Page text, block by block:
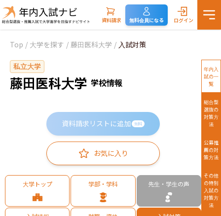
資料請求 無料会員になる ログイン
Top / 大学を探す / 藤田医科大学 / 入試対策
私立大学
藤田医科大学 学校情報
資料請求リストに追加 無料
お気に入り
大学トップ 学部・学科 先生・学生の声
年内入
試の一
覧
総合型
選抜の
対策方
法
公募推
薦の対
策方法
その他
の特別
入試の
対策方
法